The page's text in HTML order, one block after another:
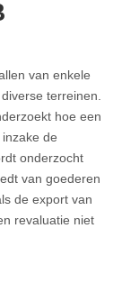
van enkele
terreinen.
hoe een
de
onderzocht
van goederen
de export van
revaluatie niet